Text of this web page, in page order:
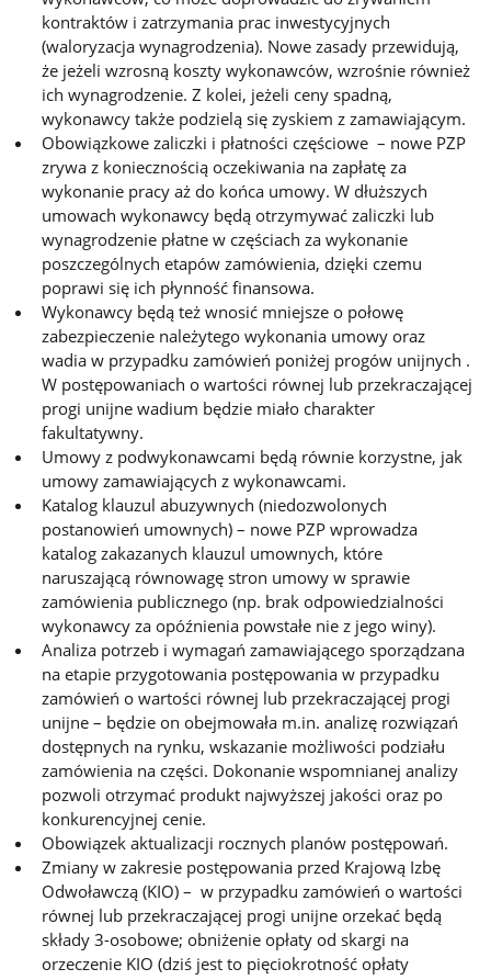
kontraktów i zatrzymania prac inwestycyjnych
(waloryzacja wynagrodzenia). Nowe zasady przewidują,
że jeżeli wzrosną koszty wykonawców, wzrośnie również
ich wynagrodzenie. Z kolei, jeżeli ceny spadną,
wykonawcy także podzielą się zyskiem z zamawiającym.
Obowiązkowe zaliczki i płatności częściowe – nowe PZP
zrywa z koniecznością oczekiwania na zapłatę za
wykonanie pracy aż do końca umowy. W dłuższych
umowach wykonawcy będą otrzymywać zaliczki lub
wynagrodzenie płatne w częściach za wykonanie
poszczególnych etapów zamówienia, dzięki czemu
poprawi się ich płynność finansowa.
Wykonawcy będą też wnosić mniejsze o połowę
zabezpieczenie należytego wykonania umowy oraz
wadia w przypadku zamówień poniżej progów unijnych .
W postępowaniach o wartości równej lub przekraczającej
progi unijne wadium będzie miało charakter
fakultatywny.
Umowy z podwykonawcami będą równie korzystne, jak
umowy zamawiających z wykonawcami.
Katalog klauzul abuzywnych (niedozwolonych
postanowień umownych) – nowe PZP wprowadza
katalog zakazanych klauzul umownych, które
naruszającą równowagę stron umowy w sprawie
zamówienia publicznego (np. brak odpowiedzialności
wykonawcy za opóźnienia powstałe nie z jego winy).
Analiza potrzeb i wymagań zamawiającego sporządzana
na etapie przygotowania postępowania w przypadku
zamówień o wartości równej lub przekraczającej progi
unijne – będzie on obejmowała m.in. analizę rozwiązań
dostępnych na rynku, wskazanie możliwości podziału
zamówienia na części. Dokonanie wspomnianej analizy
pozwoli otrzymać produkt najwyższej jakości oraz po
konkurencyjnej cenie.
Obowiązek aktualizacji rocznych planów postępowań.
Zmiany w zakresie postępowania przed Krajową Izbę
Odwoławczą (KIO) – w przypadku zamówień o wartości
równej lub przekraczającej progi unijne orzekać będą
składy 3-osobowe; obniżenie opłaty od skargi na
orzeczenie KIO (dziś jest to pięciokrotność opłaty